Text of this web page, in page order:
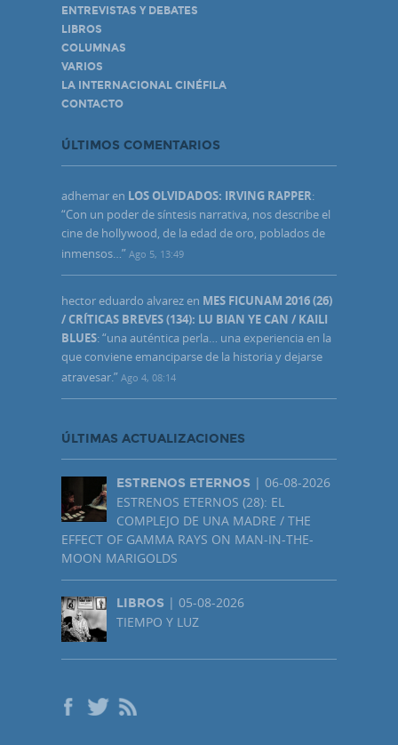
ENTREVISTAS Y DEBATES
LIBROS
COLUMNAS
VARIOS
LA INTERNACIONAL CINÉFILA
CONTACTO
ÚLTIMOS COMENTARIOS
adhemar en LOS OLVIDADOS: IRVING RAPPER:
“Con un poder de síntesis narrativa, nos describe el
cine de hollywood, de la edad de oro, poblados de
inmensos…” Ago 5, 13:49
hector eduardo alvarez en MES FICUNAM 2016 (26)
/ CRÍTICAS BREVES (134): LU BIAN YE CAN / KAILI
BLUES: “una auténtica perla… una experiencia en la
que conviene emanciparse de la historia y dejarse
atravesar.” Ago 4, 08:14
ÚLTIMAS ACTUALIZACIONES
ESTRENOS ETERNOS | 06-08-2026
ESTRENOS ETERNOS (28): EL
COMPLEJO DE UNA MADRE / THE
EFFECT OF GAMMA RAYS ON MAN-IN-THE-
MOON MARIGOLDS
LIBROS | 05-08-2026
TIEMPO Y LUZ